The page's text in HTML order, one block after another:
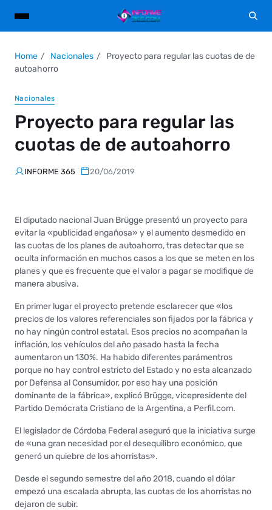
Home Nacionales
Proyecto para regular las cuotas de de
autoahorro
Nacionales
Proyecto para regular las
cuotas de de autoahorro
INFORME 365 20/06/2019
El diputado nacional Juan Brügge presentó un proyecto para
evitar la «publicidad engañosa» y el aumento desmedido en
las cuotas de los planes de autoahorro, tras detectar que se
oculta información en muchos casos a los que se meten en los
planes y que es frecuente que el valor a pagar se modifique de
manera abusiva.
En primer lugar el proyecto pretende esclarecer que «los
precios de los valores referenciales son fijados por la fábrica y
no hay ningún control estatal. Esos precios no acompañan la
inflación, los vehículos del año pasado hasta la fecha
aumentaron un 130%. Ha habido diferentes parámentros
porque no hay control estricto del Estado y no esta alcanzado
por Defensa al Consumidor, por eso hay una posición
dominante de la fábrica», explicó Brügge, vicepresidente del
Partido Demócrata Cristiano de la Argentina, a Perfil.com.
El legislador de Córdoba Federal aseguró que la iniciativa surge
de «una gran necesidad por el desequilibro económico, que
generó un quiebre de los ahorristas».
Desde el segundo semestre del año 2018, cuando el dólar
empezó una escalada abrupta, las cuotas de los ahorristas no
dejaron de subir.